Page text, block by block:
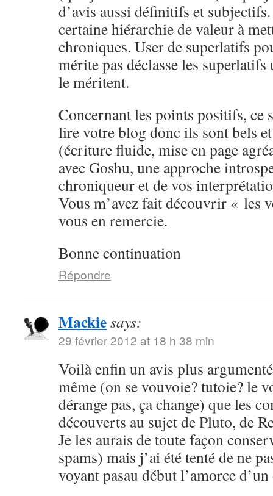
d’avis aussi définitifs et
certaine hiérarchie de valeur à
chroniques. User de superlatifs
mérite pas déclasse les
le méritent.
Concernant les points positifs, ce
lire votre blog donc ils sont bels
(écriture fluide, mise en page
avec Goshu, une approche
chroniqueur et de vos
Vous m’avez fait découvrir « les
vous en remercie.
Bonne continuation
Répondre
Mackiesays:
29 février 2012 at 18 h 38 min
Voilà enfin un avis plus
même (on se vouvoie? tutoie? le
dérange pas, ça change) que les
découverts au sujet de Pluto, de
Je les aurais de toute façon
spams) mais j’ai été tenté de ne
voyant pasau début l’amorce